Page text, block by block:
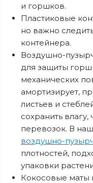
и горшков.
Пластиковые
но важно
контейнера.
Воздушно-
для защиты
механических
амортизирует,
листьев и
сохранить
перевозок. В
воздушно-
плотностей,
упаковки
Кокосовые маты